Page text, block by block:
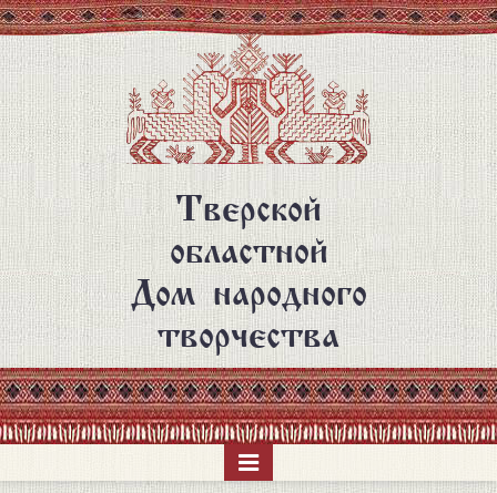
Перейти
к
основному
содержанию
Тверской
областной
Дом народного
творчества